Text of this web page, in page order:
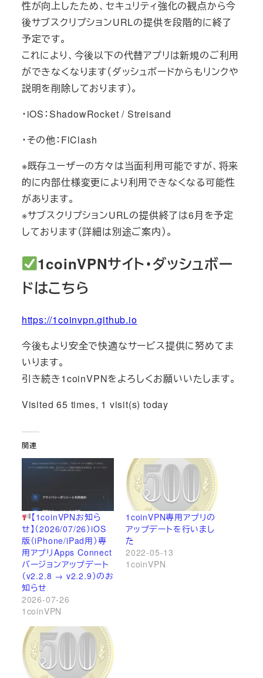
性が向上したため、セキュリティ強化の観点から今
後サブスクリプションURLの提供を段階的に終了
予定です。
これにより、今後以下の代替アプリは新規のご利用
ができなくなります（ダッシュボードからもリンクや
説明を削除しております）。
・iOS：ShadowRocket / Streisand
・その他：FlClash
※既存ユーザーの方々は当面利用可能ですが、将来
的に内部仕様変更により利用できなくなる可能性
があります。
※サブスクリプションURLの提供終了は6月を予定
しております（詳細は別途ご案内）。
1coinVPNサイト・ダッシュボー
ドはこちら
https://1coinvpn.github.io
今後もより安全で快適なサービス提供に努めてま
いります。
引き続き1coinVPNをよろしくお願いいたします。
Visited 65 times, 1 visit(s) today
関連
【1coinVPNお知ら
せ】（2026/07/26）iOS
版（iPhone/iPad用）専
用アプリApps Connect
バージョンアップデート
（v2.2.8 → v2.2.9）のお
知らせ
2026-07-26
1coinVPN
1coinVPN専用アプリの
アップデートを行いまし
た
2022-05-13
1coinVPN